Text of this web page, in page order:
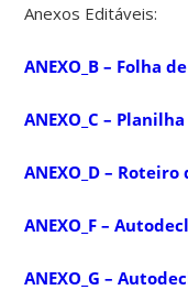
Anexos Editáveis:
ANEXO_B – Folha
ANEXO_C –
ANEXO_D –
ANEXO_F –
ANEXO_G –